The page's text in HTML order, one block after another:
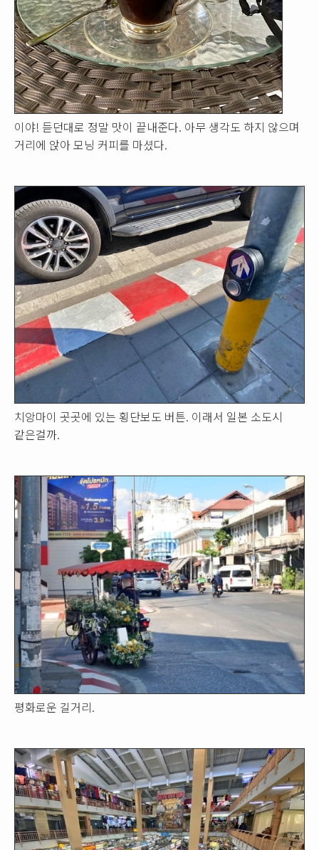
이야! 듣던대로 정말 맛이 끝내준다. 아무 생각도 하지 않으며
거리에 앉아 모닝 커피를 마셨다.
치앙마이 곳곳에 있는 횡단보도 버튼. 이래서 일본 소도시
같은걸까.
평화로운 길거리.